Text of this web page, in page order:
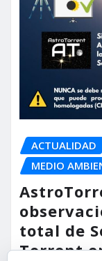
ACTUALIDAD
MEDIO
total de
Torrent